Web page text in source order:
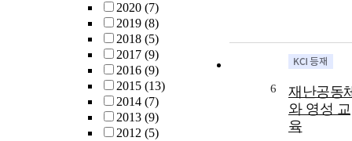
2020 (7)
2019 (8)
2018 (5)
2017 (9)
2016 (9)
2015 (13)
2014 (7)
2013 (9)
2012 (5)
6
재난공동
와 영성 교
육